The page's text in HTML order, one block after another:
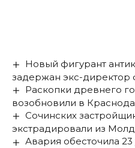
Новый фигурант
задержан экс-
Раскопки древнего
возобновили в
Сочинских
экстрадировали из
Авария обесточила